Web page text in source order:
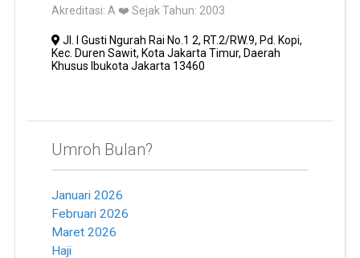
Akreditasi: A ❤️ Sejak Tahun: 2003
Jl. I Gusti Ngurah Rai No.1 2, RT.2/RW.9, Pd. Kopi,
Kec. Duren Sawit, Kota Jakarta Timur, Daerah
Khusus Ibukota Jakarta 13460
Umroh Bulan?
Januari 2026
Februari 2026
Maret 2026
Haji